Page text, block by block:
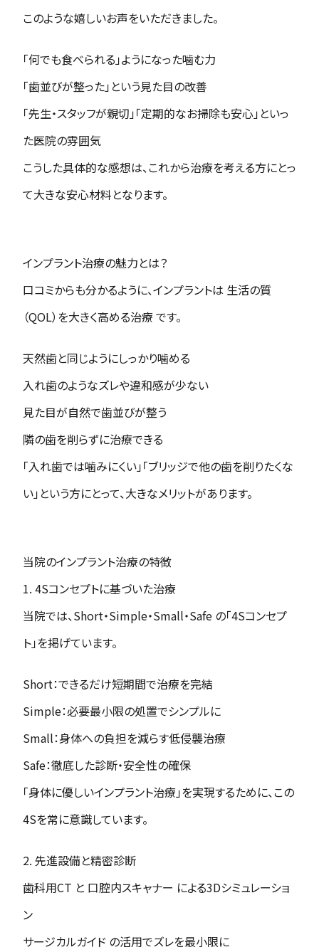
このような嬉しいお声をいただきました。
「何でも食べられる」ようになった噛む力
「歯並びが整った」という見た目の改善
「先生・スタッフが親切」「定期的なお掃除も安心」といっ
た医院の雰囲気
こうした具体的な感想は、これから治療を考える方にとっ
て大きな安心材料となります。
インプラント治療の魅力とは？
口コミからも分かるように、インプラントは 生活の質
（QOL）を大きく高める治療 です。
天然歯と同じようにしっかり噛める
入れ歯のようなズレや違和感が少ない
見た目が自然で歯並びが整う
隣の歯を削らずに治療できる
「入れ歯では噛みにくい」「ブリッジで他の歯を削りたくな
い」という方にとって、大きなメリットがあります。
当院のインプラント治療の特徴
1. 4Sコンセプトに基づいた治療
当院では、Short・Simple・Small・Safe の「4Sコンセプ
ト」を掲げています。
Short：できるだけ短期間で治療を完結
Simple：必要最小限の処置でシンプルに
Small：身体への負担を減らす低侵襲治療
Safe：徹底した診断・安全性の確保
「身体に優しいインプラント治療」を実現するために、この
4Sを常に意識しています。
2. 先進設備と精密診断
歯科用CT と 口腔内スキャナー による3Dシミュレーショ
ン
サージカルガイド の活用でズレを最小限に